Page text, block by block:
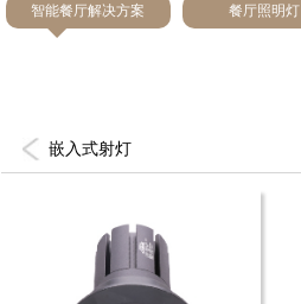
智能餐厅解决方案 餐厅照明灯
嵌入式射灯